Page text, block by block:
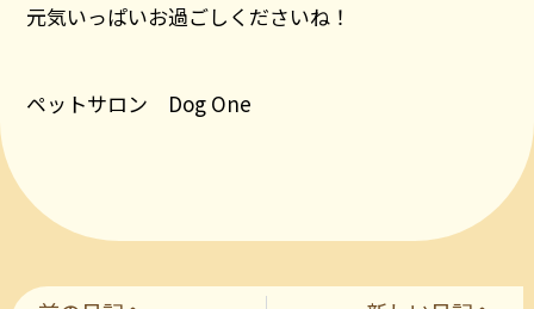
元気いっぱいお過ごしくださいね！
ペットサロン Dog One